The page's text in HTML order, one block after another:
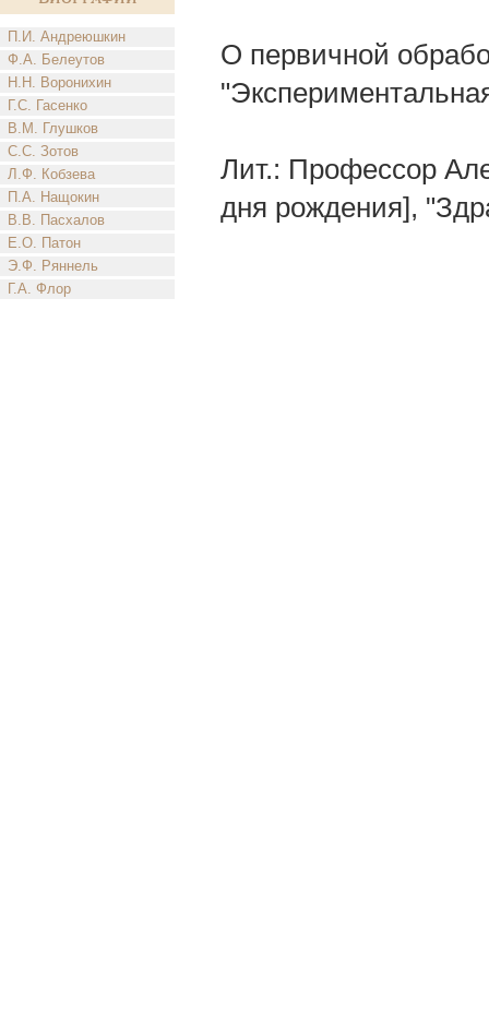
П.И. Андреюшкин
Ф.А. Белеутов
Н.Н. Воронихин
Г.С. Гасенко
В.М. Глушков
С.С. Зотов
Л.Ф. Кобзева
П.А. Нащокин
В.В. Пасхалов
Е.О. Патон
Э.Ф. Ряннель
Г.А. Флор
О первичной
Лит.: Профессор
дня рождения],